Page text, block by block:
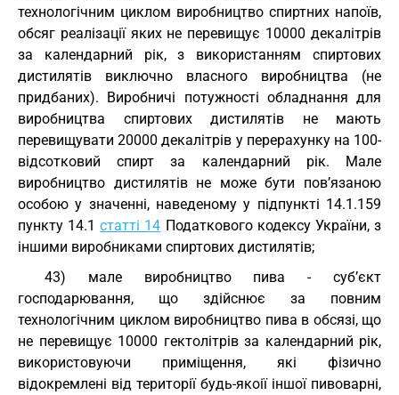
технологічним циклом виробництво спиртних напоїв,
обсяг реалізації яких не перевищує 10000 декалітрів
за календарний рік, з використанням спиртових
дистилятів виключно власного виробництва (не
придбаних). Виробничі потужності обладнання для
виробництва спиртових дистилятів не мають
перевищувати 20000 декалітрів у перерахунку на 100-
відсотковий спирт за календарний рік. Мале
виробництво дистилятів не може бути пов’язаною
особою у значенні, наведеному у підпункті 14.1.159
пункту 14.1статті 14 Податкового кодексу України, з
іншими виробниками спиртових дистилятів;
43) мале виробництво пива - суб’єкт
господарювання, що здійснює за повним
технологічним циклом виробництво пива в обсязі, що
не перевищує 10000 гектолітрів за календарний рік,
використовуючи приміщення, які фізично
відокремлені від території будь-якоії іншої пивоварні,